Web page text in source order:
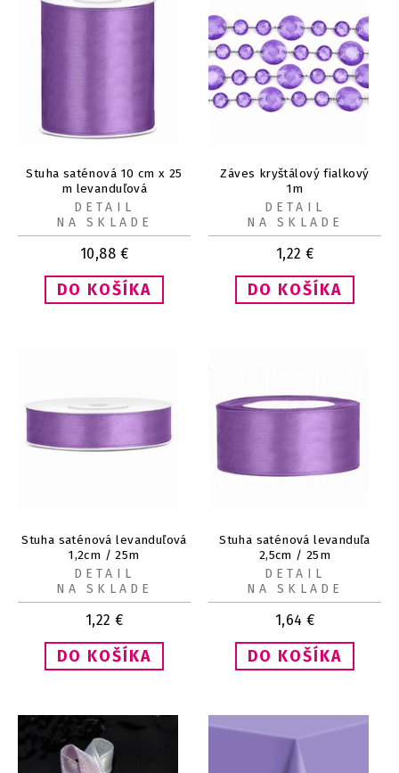
Stuha saténová 10 cm x 25
m levanduľová
10,88 €
DETAIL
NA SKLADE
Záves kryštálový fialkový
1m
1,22 €
DETAIL
NA SKLADE
Stuha saténová levanduľová
1,2cm / 25m
1,22 €
DETAIL
NA SKLADE
Stuha saténová levanduľa
2,5cm / 25m
1,64 €
DETAIL
NA SKLADE